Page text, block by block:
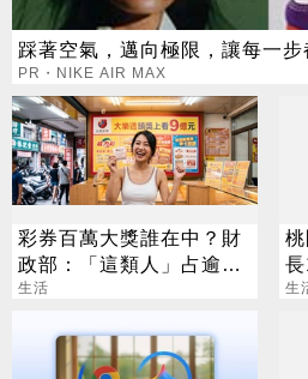
踩著空氣，邁向極限，讓每一步
PR・NIKE AIR MAX
彩券百萬大獎誰在中？財
政部：「這類人」占逾6
成
生活 生